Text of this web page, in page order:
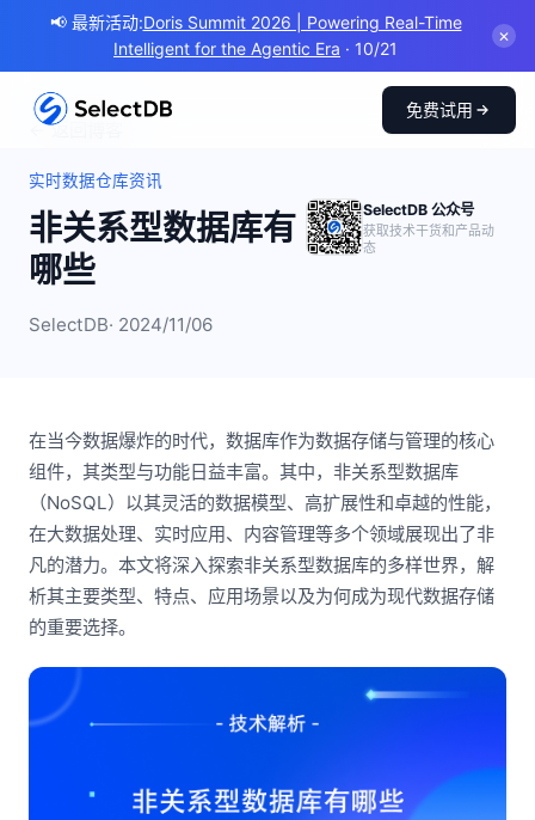
📢 最新活动:Doris Summit 2026 | Powering Real-Time
Intelligent for the Agentic Era · 10/21
✕
免费试用
← 返回博客
实时数据仓库资讯
非关系型数据库有
哪些
SelectDB· 2024/11/06
SelectDB 公众号
获取技术干货和产品动
态
在当今数据爆炸的时代，数据库作为数据存储与管理的核心
组件，其类型与功能日益丰富。其中，非关系型数据库
（NoSQL）以其灵活的数据模型、高扩展性和卓越的性能，
在大数据处理、实时应用、内容管理等多个领域展现出了非
凡的潜力。本文将深入探索非关系型数据库的多样世界，解
析其主要类型、特点、应用场景以及为何成为现代数据存储
的重要选择。